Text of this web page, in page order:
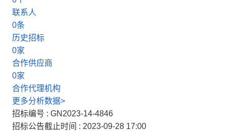
联系人
0条
历史招标
0家
合作供应商
0家
合作代理机构
更多分析数据>
招标编号 : GN2023-14-4846
招标公告截止时间 : 2023-09-28 17:00